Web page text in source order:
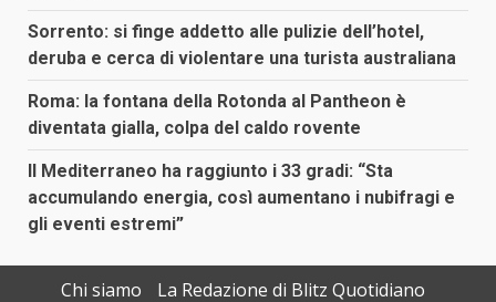
Sorrento: si finge addetto alle pulizie dell’hotel,
deruba e cerca di violentare una turista australiana
Roma: la fontana della Rotonda al Pantheon è
diventata gialla, colpa del caldo rovente
Il Mediterraneo ha raggiunto i 33 gradi: “Sta
accumulando energia, così aumentano i nubifragi e
gli eventi estremi”
Chi siamo La Redazione di Blitz Quotidiano